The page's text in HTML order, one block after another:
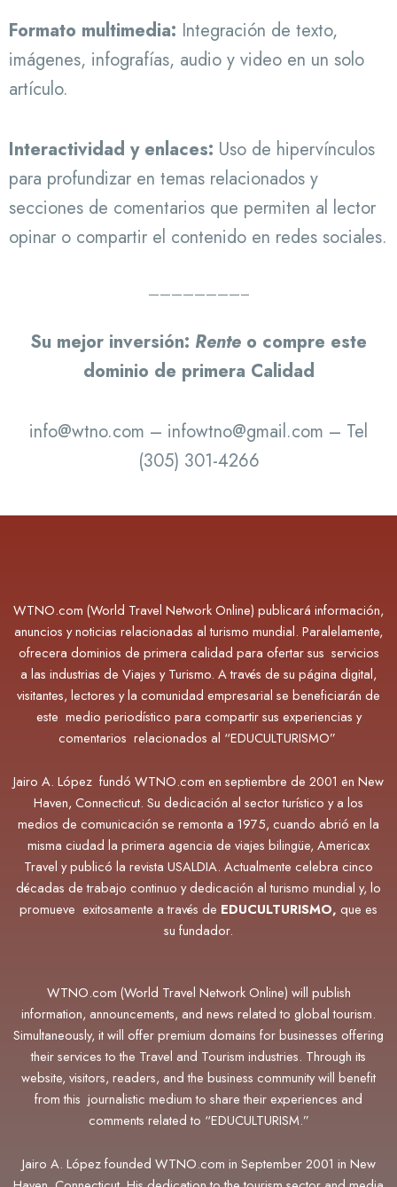
Formato multimedia: Integración de texto,
imágenes, infografías, audio y video en un solo
artículo.
Interactividad y enlaces: Uso de hipervínculos
para profundizar en temas relacionados y
secciones de comentarios que permiten al lector
opinar o compartir el contenido en redes sociales.
————————–
Su mejor inversión: Rente o compre este
dominio de primera Calidad
info@wtno.com – infowtno@gmail.com – Tel
(305) 301-4266
WTNO.com (World Travel Network Online) publicará información,
anuncios y noticias relacionadas al turismo mundial. Paralelamente,
ofrecera dominios de primera calidad para ofertar sus servicios
a las industrias de Viajes y Turismo. A través de su página digital,
visitantes, lectores y la comunidad empresarial se beneficiarán de
este medio periodístico para compartir sus experiencias y
comentarios relacionados al “EDUCULTURISMO”
Jairo A. López fundó WTNO.com en septiembre de 2001 en New
Haven, Connecticut. Su dedicación al sector turístico y a los
medios de comunicación se remonta a 1975, cuando abrió en la
misma ciudad la primera agencia de viajes bilingüe, Americax
Travel y publicó la revista USALDIA. Actualmente celebra cinco
décadas de trabajo continuo y dedicación al turismo mundial y, lo
promueve exitosamente a través de EDUCULTURISMO, que es
su fundador.
WTNO.com (World Travel Network Online) will publish
information, announcements, and news related to global tourism.
Simultaneously, it will offer premium domains for businesses offering
their services to the Travel and Tourism industries. Through its
website, visitors, readers, and the business community will benefit
from this journalistic medium to share their experiences and
comments related to “EDUCULTURISM.”
Jairo A. López founded WTNO.com in September 2001 in New